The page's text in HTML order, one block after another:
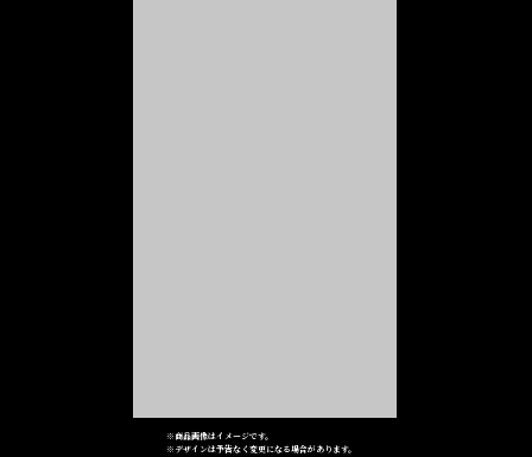
※商品画像はイメージです。
※デザインは予告なく変更になる場合があります。